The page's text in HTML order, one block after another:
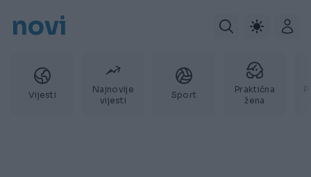
novi
Vijesti
Najnovije
vijesti
Sport
Praktična
žena